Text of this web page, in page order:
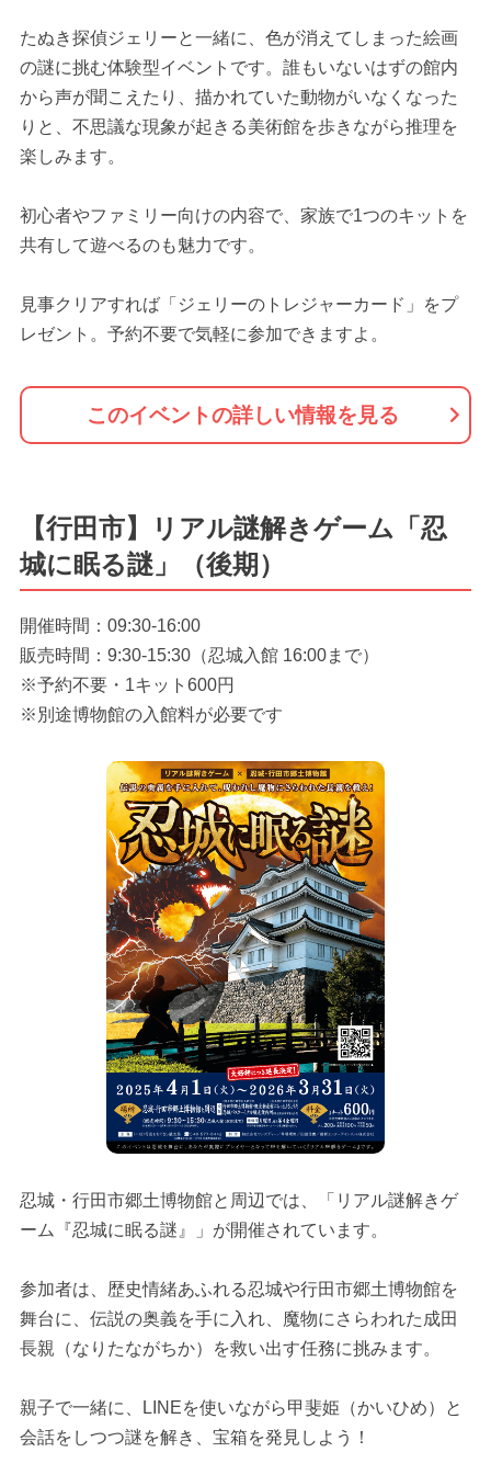
たぬき探偵ジェリーと一緒に、色が消えてしまった絵画
の謎に挑む体験型イベントです。誰もいないはずの館内
から声が聞こえたり、描かれていた動物がいなくなった
りと、不思議な現象が起きる美術館を歩きながら推理を
楽しみます。
初心者やファミリー向けの内容で、家族で1つのキットを
共有して遊べるのも魅力です。
見事クリアすれば「ジェリーのトレジャーカード」をプ
レゼント。予約不要で気軽に参加できますよ。
このイベントの詳しい情報を見る
【行田市】リアル謎解きゲーム「忍
城に眠る謎」（後期）
開催時間：09:30-16:00
販売時間：9:30-15:30（忍城入館 16:00まで）
※予約不要・1キット600円
※別途博物館の入館料が必要です
忍城・行田市郷土博物館と周辺では、「リアル謎解きゲ
ーム『忍城に眠る謎』」が開催されています。
参加者は、歴史情緒あふれる忍城や行田市郷土博物館を
舞台に、伝説の奥義を手に入れ、魔物にさらわれた成田
長親（なりたながちか）を救い出す任務に挑みます。
親子で一緒に、LINEを使いながら甲斐姫（かいひめ）と
会話をしつつ謎を解き、宝箱を発見しよう！